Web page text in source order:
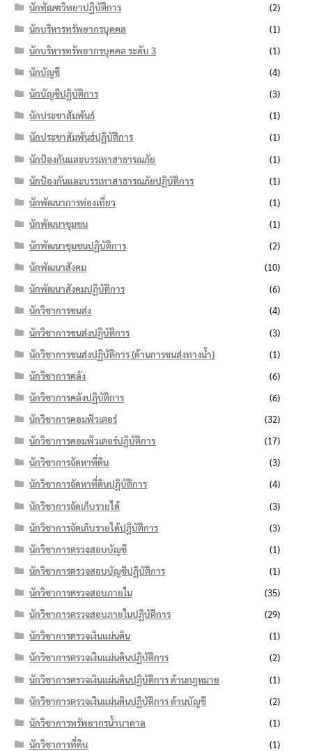
นักทัณฑวิทยาปฏิบัติการ
(2)
นักบริหารทรัพยากรบุคคล
(1)
นักบริหารทรัพยากรบุคคล ระดับ 3
(1)
นักบัญชี
(4)
นักบัญชีปฏิบัติการ
(3)
นักประชาสัมพันธ์
(1)
นักประชาสัมพันธ์ปฏิบัติการ
(1)
นักป้องกันและบรรเทาสาธารณภัย
(1)
นักป้องกันและบรรเทาสาธารณภัยปฏิบัติการ
(1)
นักพัฒนาการท่องเที่ยว
(1)
นักพัฒนาชุมชน
(1)
นักพัฒนาชุมชนปฏิบัติการ
(2)
นักพัฒนาสังคม
(10)
นักพัฒนาสังคมปฏิบัติการ
(6)
นักวิชาการขนส่ง
(4)
นักวิชาการขนส่งปฏิบัติการ
(3)
นักวิชาการขนส่งปฏิบัติการ (ด้านการขนส่งทางน้ำ)
(1)
นักวิชาการคลัง
(6)
นักวิชาการคลังปฏิบัติการ
(6)
นักวิชาการคอมพิวเตอร์
(32)
นักวิชาการคอมพิวเตอร์ปฏิบัติการ
(17)
นักวิชาการจัดหาที่ดิน
(3)
นักวิชาการจัดหาที่ดินปฏิบัติการ
(4)
นักวิชาการจัดเก็บรายได้
(3)
นักวิชาการจัดเก็บรายได้ปฏิบัติการ
(3)
นักวิชาการตรวจสอบบัญชี
(1)
นักวิชาการตรวจสอบบัญชีปฏิบัติการ
(1)
นักวิชาการตรวจสอบภายใน
(35)
นักวิชาการตรวจสอบภายในปฏิบัติการ
(29)
นักวิชาการตรวจเงินแผ่นดิน
(1)
นักวิชาการตรวจเงินแผ่นดินปฏิบัติการ
(2)
นักวิชาการตรวจเงินแผ่นดินปฏิบัติการ ด้านกฎหมาย
(1)
นักวิชาการตรวจเงินแผ่นดินปฏิบัติการ ด้านบัญชี
(2)
นักวิชาการทรัพยากรน้ำบาดาล
(1)
นักวิชาการที่ดิน
(1)